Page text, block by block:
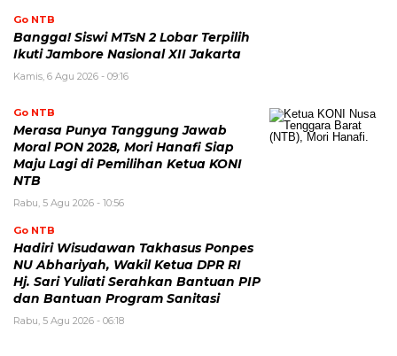
Go NTB
Bangga! Siswi MTsN 2 Lobar Terpilih
Ikuti Jambore Nasional XII Jakarta
Kamis, 6 Agu 2026 - 09:16
Go NTB
Merasa Punya Tanggung Jawab
Moral PON 2028, Mori Hanafi Siap
Maju Lagi di Pemilihan Ketua KONI
NTB
Rabu, 5 Agu 2026 - 10:56
Go NTB
Hadiri Wisudawan Takhasus Ponpes
NU Abhariyah, Wakil Ketua DPR RI
Hj. Sari Yuliati Serahkan Bantuan PIP
dan Bantuan Program Sanitasi
Rabu, 5 Agu 2026 - 06:18